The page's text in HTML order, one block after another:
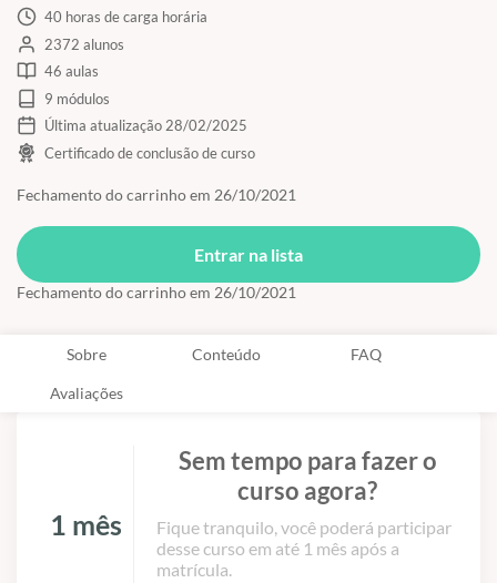
40 horas de carga horária
2372 alunos
46 aulas
9 módulos
Última atualização 28/02/2025
Certificado de conclusão de curso
Fechamento do carrinho em 26/10/2021
Entrar na lista
Fechamento do carrinho em 26/10/2021
Sobre Conteúdo FAQ
Avaliações
1 mês
Sem tempo para fazer o
curso agora?
Fique tranquilo, você poderá participar
desse curso em até 1 mês após a
matrícula.